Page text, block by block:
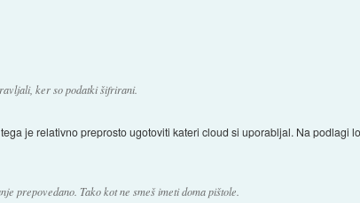
ker so podatki šifrirani.
je relativno preprosto ugotoviti kateri cloud si uporabljal. Na podlagi
prepovedano. Tako kot ne smeš imeti doma pištole.